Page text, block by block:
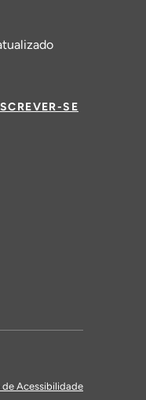
SE
de Acessibilidade